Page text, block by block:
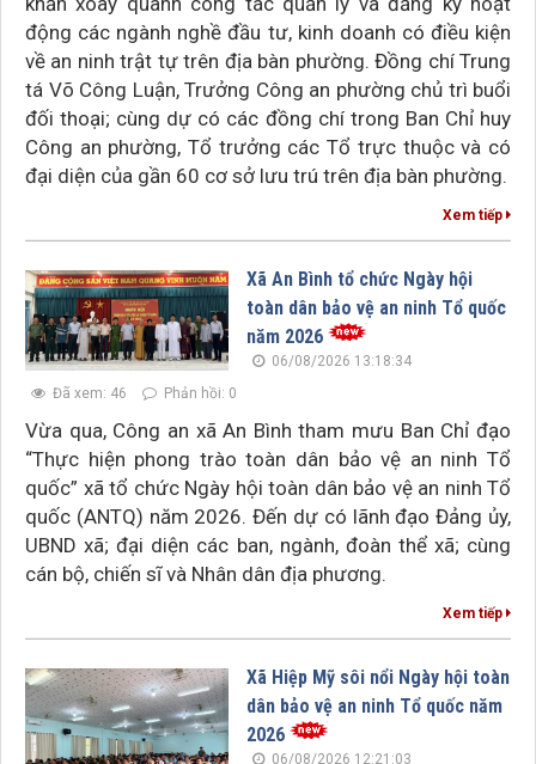
động các ngành nghề đầu tư, kinh doanh có điều kiện
về an ninh trật tự trên địa bàn phường. Đồng chí Trung
tá Võ Công Luận, Trưởng Công an phường chủ trì buổi
đối thoại; cùng dự có các đồng chí trong Ban Chỉ huy
Công an phường, Tổ trưởng các Tổ trực thuộc và có
đại diện của gần 60 cơ sở lưu trú trên địa bàn phường.
Xem tiếp
Xã An Bình tổ chức Ngày hội
toàn dân bảo vệ an ninh Tổ quốc
năm 2026
06/08/2026 13:18:34
Đã xem: 46
Phản hồi: 0
Vừa qua, Công an xã An Bình tham mưu Ban Chỉ đạo
“Thực hiện phong trào toàn dân bảo vệ an ninh Tổ
quốc” xã tổ chức Ngày hội toàn dân bảo vệ an ninh Tổ
quốc (ANTQ) năm 2026. Đến dự có lãnh đạo Đảng ủy,
UBND xã; đại diện các ban, ngành, đoàn thể xã; cùng
cán bộ, chiến sĩ và Nhân dân địa phương.
Xem tiếp
Xã Hiệp Mỹ sôi nổi Ngày hội toàn
dân bảo vệ an ninh Tổ quốc năm
2026
06/08/2026 12:21:03